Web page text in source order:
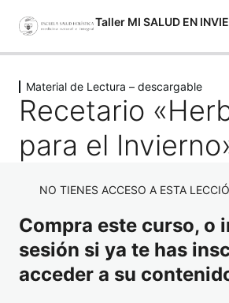
Taller MI SALUD EN
CLASES GRABADAS
3 lecciones
Material de Lectura –
Recetario "Mi salud en Invierno"
Acompañamiento extra!
2 lecciones
Material de Lectura – descargable
Recetario
para el
NO TIENES ACCESO A ESTA
Compra este curso, o
sesión si ya te has
acceder a su